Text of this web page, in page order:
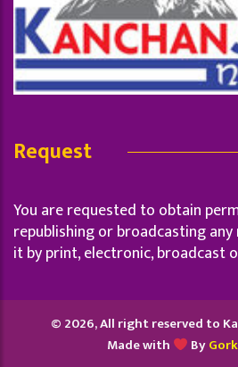
Request
You are requested to obtain
republishing or broadcasting
it by print, electronic, broadcast
© 2026, All right reserved to
Made with
By